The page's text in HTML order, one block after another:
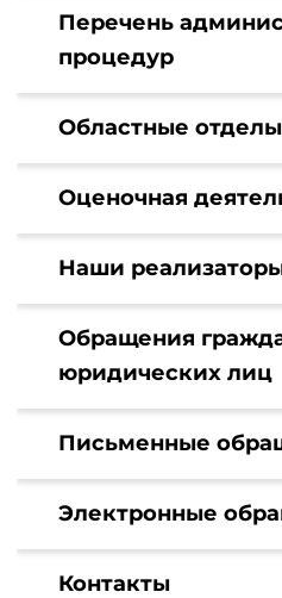
Перечень
процедур
Областные отделы
Оценочная
Наши
Обращения
юридических лиц
Письменные
Электронные
Контакты